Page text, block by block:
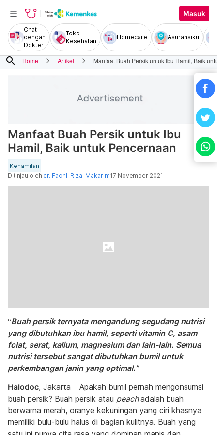
Masuk
Chat
dengan
Dokter
Toko
Kesehatan
Homecare Asuransiku
search Home Artikel Manfaat Buah Persik untuk Ibu Hamil, Baik
Manfaat Buah Persik untuk Ibu
Hamil, Baik untuk Pencernaan
Kehamilan
Ditinjau oleh dr. Fadhli Rizal Makarim17 November 2021
“Buah persik ternyata mengandung segudang nutrisi
yang dibutuhkan ibu hamil, seperti vitamin C, asam
folat, serat, kalium, magnesium dan lain-lain. Semua
nutrisi tersebut sangat dibutuhkan bumil untuk
perkembangan janin yang optimal.”
Halodoc, Jakarta – Apakah bumil pernah mengonsumsi
buah persik? Buah persik atau peachadalah buah
berwarna merah, oranye kekuningan yang ciri khasnya
memiliki bulu-bulu halus di bagian kulitnya. Buah yang